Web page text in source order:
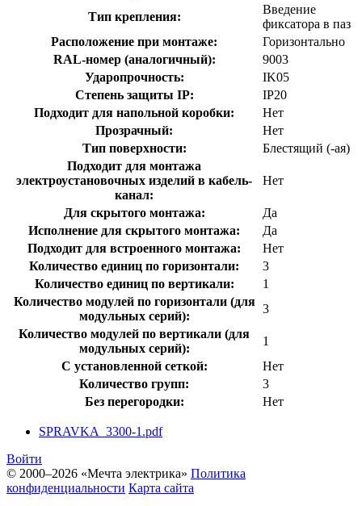
Тип крепления:
Введение
фиксатора в паз
Расположение при монтаже:
Горизонтально
RAL-номер (аналогичный):
9003
Ударопрочность:
IK05
Степень защиты IP:
IP20
Подходит для напольной коробки:
Нет
Прозрачный:
Нет
Тип поверхности:
Блестящий (-ая)
Подходит для монтажа
электроустановочных изделий в кабель-
канал:
Нет
Для скрытого монтажа:
Да
Исполнение для скрытого монтажа:
Да
Подходит для встроенного монтажа:
Нет
Количество единиц по горизонтали:
3
Количество единиц по вертикали:
1
Количество модулей по горизонтали (для
модульных серий):
3
Количество модулей по вертикали (для
модульных серий):
1
С установленной сеткой:
Нет
Количество групп:
3
Без перегородки:
Нет
SPRAVKA_3300-1.pdf
Войти
© 2000–2026 «Мечта электрика» Политика
конфиденциальности Карта сайта